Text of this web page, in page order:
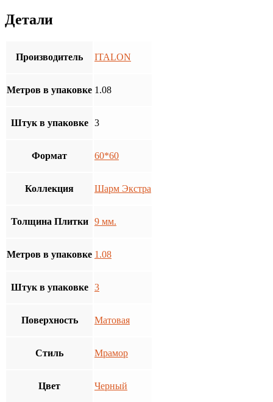
Детали
Производитель ITALON
Метров в упаковке 1.08
Штук в упаковке 3
Формат 60*60
Коллекция Шарм Экстра
Толщина Плитки 9 мм.
Метров в упаковке 1.08
Штук в упаковке 3
Поверхность Матовая
Стиль Мрамор
Цвет Черный